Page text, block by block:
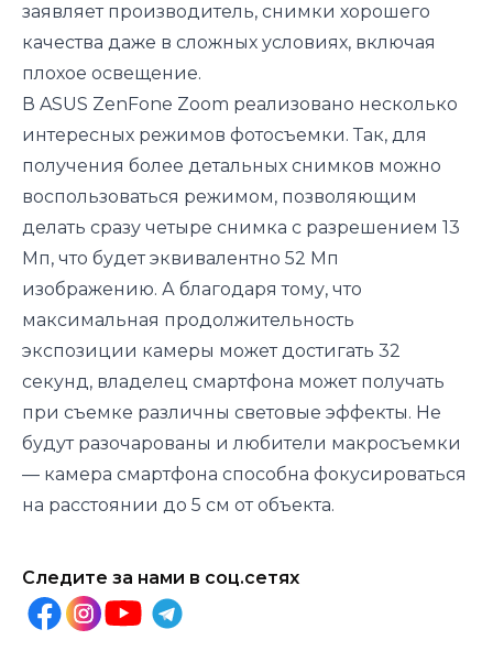
заявляет производитель, снимки хорошего
качества даже в сложных условиях, включая
плохое освещение.
В ASUS ZenFone Zoom реализовано несколько
интересных режимов фотосъемки. Так, для
получения более детальных снимков можно
воспользоваться режимом, позволяющим
делать сразу четыре снимка с разрешением 13
Мп, что будет эквивалентно 52 Мп
изображению. А благодаря тому, что
максимальная продолжительность
экспозиции камеры может достигать 32
секунд, владелец смартфона может получать
при съемке различны световые эффекты. Не
будут разочарованы и любители макросъемки
— камера смартфона способна фокусироваться
на расстоянии до 5 см от объекта.
Следите за нами в соц.сетях